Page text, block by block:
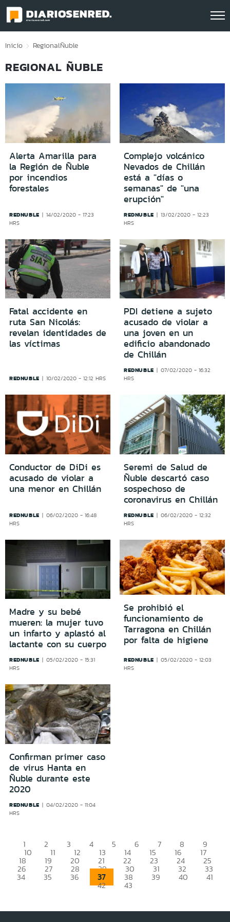
Click acá para ir directamente al contenido
Inicio RegionalÑuble
REGIONAL ÑUBLE
Alerta Amarilla para
la Región de Ñuble
por incendios
forestales
REDNUBLE
14/02/2020 - 17:23
HRS
Complejo volcánico
Nevados de Chillán
está a "días o
semanas" de "una
erupción"
REDNUBLE
13/02/2020 - 12:23
HRS
Fatal accidente en
ruta San Nicolás:
revelan identidades de
las víctimas
REDNUBLE 10/02/2020 - 12:12 HRS
PDI detiene a sujeto
acusado de violar a
una joven en un
edificio abandonado
de Chillán
REDNUBLE
07/02/2020 - 16:32
HRS
Conductor de DiDi es
acusado de violar a
una menor en Chillán
REDNUBLE
06/02/2020 - 16:48
HRS
Seremi de Salud de
Ñuble descartó caso
sospechoso de
coronavirus en Chillán
REDNUBLE
06/02/2020 - 12:32
HRS
Madre y su bebé
mueren: la mujer tuvo
un infarto y aplastó al
lactante con su cuerpo
REDNUBLE
05/02/2020 - 15:31
HRS
Se prohibió el
funcionamiento de
Tarragona en Chillán
por falta de higiene
REDNUBLE
05/02/2020 - 12:03
HRS
Confirman primer caso
de virus Hanta en
Ñuble durante este
2020
REDNUBLE
04/02/2020 - 11:04
HRS
1 2 3 4 5 6 7 8 9
10 11 12 13 14 15 16 17
18 19 20 21 22 23 24 25
26 27 28 29 30 31 32 33
34 35 36 37 38 39 40 41
42 43